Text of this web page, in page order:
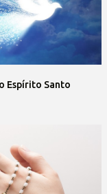
Espírito Santo